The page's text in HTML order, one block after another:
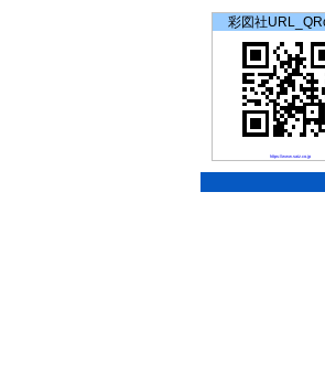
彩図社
https://www.saiz.co.jp